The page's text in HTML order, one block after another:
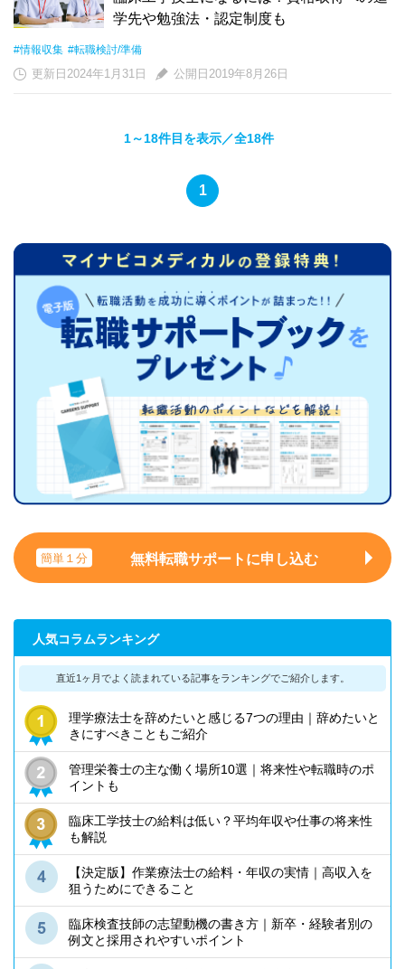
学先や勉強法・認定制度も
#情報収集 #転職検討/準備
更新日2024年1月31日 公開日2019年8月26日
1～18件目を表示／全18件
1
簡単１分 無料転職サポートに申し込む
人気コラムランキング
直近1ヶ月でよく読まれている記事をランキングでご紹介します。
理学療法士を辞めたいと感じる7つの理由｜辞めたいと
きにすべきこともご紹介
管理栄養士の主な働く場所10選｜将来性や転職時のポ
イントも
臨床工学技士の給料は低い？平均年収や仕事の将来性
も解説
【決定版】作業療法士の給料・年収の実情｜高収入を
狙うためにできること
臨床検査技師の志望動機の書き方｜新卒・経験者別の
例文と採用されやすいポイント